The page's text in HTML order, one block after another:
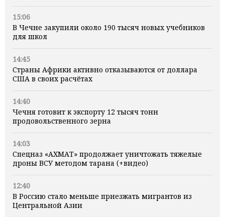
15:06
В Чечне закупили около 190 тысяч новых учебников
для школ
14:45
Страны Африки активно отказываются от доллара
США в своих расчётах
14:40
Чечня готовит к экспорту 12 тысяч тонн
продовольственного зерна
14:03
Спецназ «АХМАТ» продолжает уничтожать тяжелые
дроны ВСУ методом тарана (+видео)
12:40
В Россию стало меньше приезжать мигрантов из
Центральной Азии